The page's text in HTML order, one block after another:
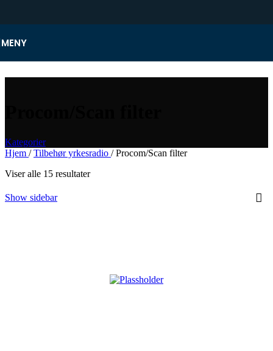
MENY
Kategorier
Hjem / Tilbehør yrkesradio / Procom/Scan filter
Viser alle 15 resultater
Show sidebar